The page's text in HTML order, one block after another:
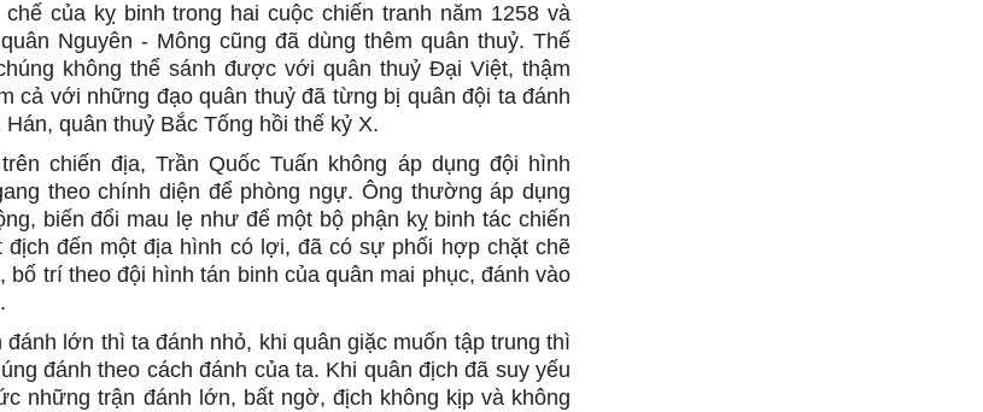
của kỵ binh trong hai cuộc chiến tranh năm 1258 và
Nguyên - Mông cũng đã dùng thêm quân thuỷ. Thế
không thể sánh được với quân thuỷ Đại Việt, thậm
cả với những đạo quân thuỷ đã từng bị quân đội ta đánh
quân thuỷ Bắc Tống hồi thế kỷ X.
chiến địa, Trần Quốc Tuấn không áp dụng đội hình
theo chính diện để phòng ngự. Ông thường áp dụng
biến đổi mau lẹ như để một bộ phận kỵ binh tác chiến
địch đến một địa hình có lợi, đã có sự phối hợp chặt chẽ
bố trí theo đội hình tán binh của quân mai phục, đánh vào
đánh lớn thì ta đánh nhỏ, khi quân giặc muốn tập trung thì
đánh theo cách đánh của ta. Khi quân địch đã suy yếu
những trận đánh lớn, bất ngờ, địch không kịp và không